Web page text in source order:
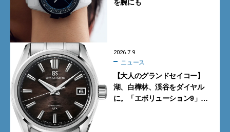
を腕にも
2026.7.9
ニュース
【大人のグランドセイコー】
湖、白樺林、渓谷をダイヤル
に。「エボリューション9」の